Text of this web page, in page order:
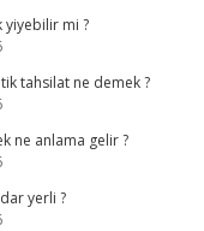
yiyebilir mi ?
tahsilat ne demek ?
ne anlama gelir ?
yerli ?